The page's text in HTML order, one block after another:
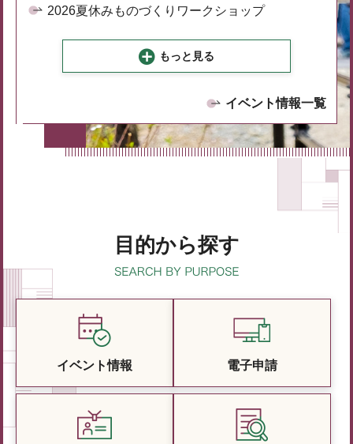
2026夏休みものづくりワークショップ
もっと見る
イベント情報一覧
目的から探す
イベント情報 電子申請